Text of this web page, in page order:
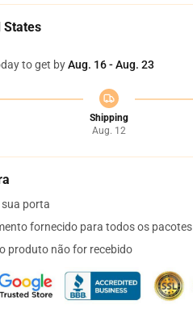
States
to get byAug. 16 - Aug. 23
Shipping
Aug. 12
porta
fornecido para todos os pacotes
produto não for recebido